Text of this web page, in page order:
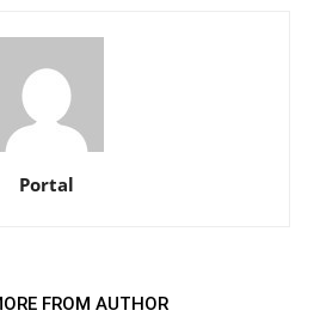
Portal
FROM AUTHOR